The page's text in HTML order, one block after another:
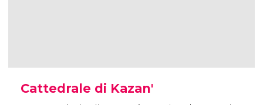
Cattedrale di Kazan'